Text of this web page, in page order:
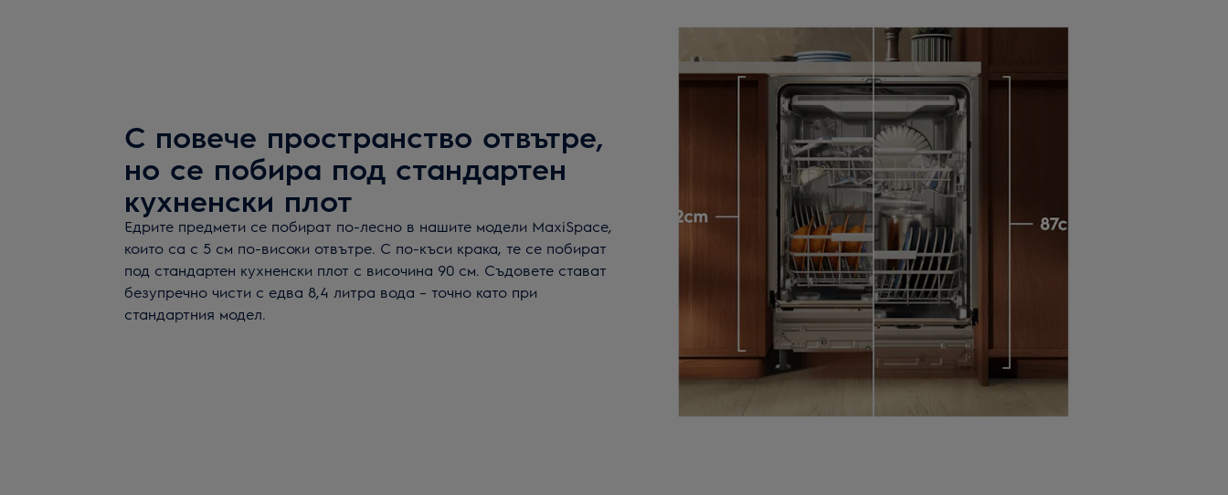
С повече пространство отвътре,
но се побира под стандартен
кухненски плот
Едрите предмети се побират по-лесно в нашите модели MaxiSpace,
които са с 5 см по-високи отвътре. С по-къси крака, те се побират
под стандартен кухненски плот с височина 90 см. Съдовете стават
безупречно чисти с едва 8,4 литра вода – точно като при
стандартния модел.